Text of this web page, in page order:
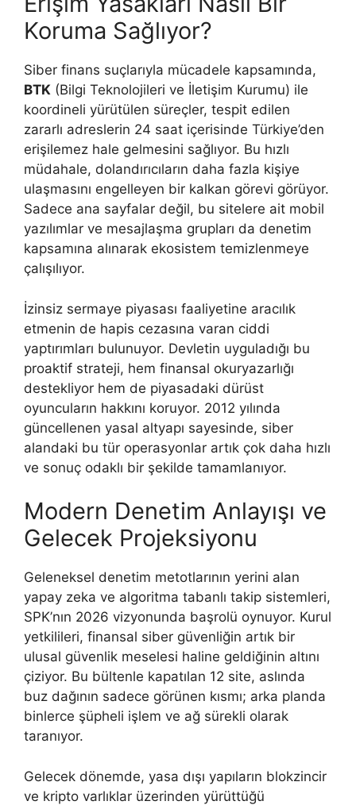
Koruma Sağlıyor?
Siber finans suçlarıyla mücadele kapsamında,
BTK (Bilgi Teknolojileri ve İletişim Kurumu) ile
koordineli yürütülen süreçler, tespit edilen
zararlı adreslerin 24 saat içerisinde Türkiye’den
erişilemez hale gelmesini sağlıyor. Bu hızlı
müdahale, dolandırıcıların daha fazla kişiye
ulaşmasını engelleyen bir kalkan görevi görüyor.
Sadece ana sayfalar değil, bu sitelere ait mobil
yazılımlar ve mesajlaşma grupları da denetim
kapsamına alınarak ekosistem temizlenmeye
çalışılıyor.
İzinsiz sermaye piyasası faaliyetine aracılık
etmenin de hapis cezasına varan ciddi
yaptırımları bulunuyor. Devletin uyguladığı bu
proaktif strateji, hem finansal okuryazarlığı
destekliyor hem de piyasadaki dürüst
oyuncuların hakkını koruyor. 2012 yılında
güncellenen yasal altyapı sayesinde, siber
alandaki bu tür operasyonlar artık çok daha hızlı
ve sonuç odaklı bir şekilde tamamlanıyor.
Modern Denetim Anlayışı ve
Gelecek Projeksiyonu
Geleneksel denetim metotlarının yerini alan
yapay zeka ve algoritma tabanlı takip sistemleri,
SPK’nın 2026 vizyonunda başrolü oynuyor. Kurul
yetkilileri, finansal siber güvenliğin artık bir
ulusal güvenlik meselesi haline geldiğinin altını
çiziyor. Bu bültenle kapatılan 12 site, aslında
buz dağının sadece görünen kısmı; arka planda
binlerce şüpheli işlem ve ağ sürekli olarak
taranıyor.
Gelecek dönemde, yasa dışı yapıların blokzincir
ve kripto varlıklar üzerinden yürüttüğü